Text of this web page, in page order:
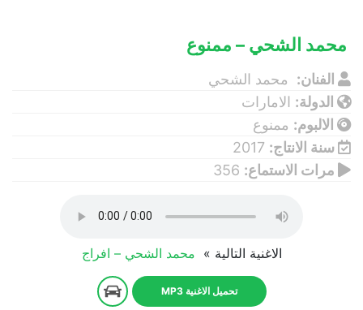
محمد الشحي – ممنوع
الفنان:
محمد الشحي
الدولة: الامارات
الالبوم: ممنوع
سنة الانتاج: 2017
مرات الاستماع:
الاغنية التالية » محمد الشحي – افراج
تحميل الاغنية MP3